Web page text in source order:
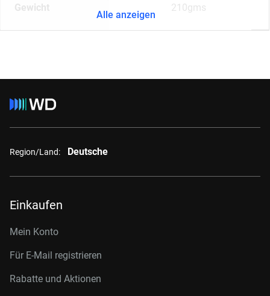
Gewicht 210gms
Alle anzeigen
Region/Land: Deutsche
Einkaufen
Mein Konto
Für E-Mail registrieren
Rabatte und Aktionen